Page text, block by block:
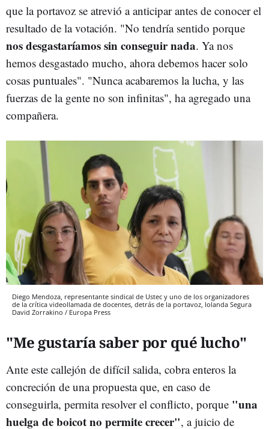
que la portavoz se atrevió a anticipar antes de conocer el
resultado de la votación. "No tendría sentido porque
nos desgastaríamos sin conseguir nada. Ya nos
hemos desgastado mucho, ahora debemos hacer solo
cosas puntuales". "Nunca acabaremos la lucha, y las
fuerzas de la gente no son infinitas", ha agregado una
compañera.
Diego Mendoza, representante sindical de Ustec y uno de los organizadores
de la crítica videollamada de docentes, detrás de la portavoz, Iolanda Segura
David Zorrakino / Europa Press
"Me gustaría saber por qué lucho"
Ante este callejón de difícil salida, cobra enteros la
concreción de una propuesta que, en caso de
conseguirla, permita resolver el conflicto, porque "una
huelga de boicot no permite crecer", a juicio de